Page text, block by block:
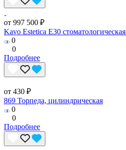
от 997 500 ₽
Kavo Estetica E30
0
0
Подробнее
от 430 ₽
869 Торпеда, цилиндрическая
0
0
Подробнее